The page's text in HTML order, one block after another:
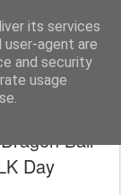
its services
user-agent are
and security
usage
Ball
Day